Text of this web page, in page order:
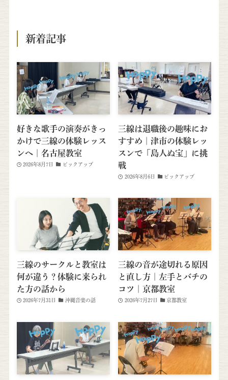
新着記事
好きな歌手の演奏がきっ
かけで三線の体験レッス
ンへ｜名古屋教室
2026年8月7日 ピックアップ
三線は退職後の趣味にお
すすめ｜津市の体験レッ
スンで「島人ぬ宝」に挑
戦
2026年8月6日 ピックアップ
三線のサークルと教室は
何が違う？体験に来られ
た方の話から
2026年7月31日 沖縄音楽の話
三線の音が途切れる原因
と直し方｜左手とバチの
コツ｜京都教室
2026年7月27日 京都教室